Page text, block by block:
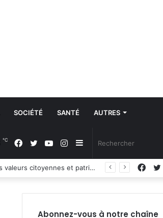
SOCIÉTÉ SANTÉ AUTRES
Sidebar
(barre
Instagram
YouTube
Twitter
Facebook
℃
Propos du Président nigérian sur la situation sécuritaire dans l’AES : le Burkina Faso, le Mali et le Niger expriment leur profond regret
Abonnez-vous à notre chaîne